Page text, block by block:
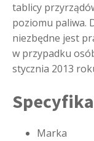
tablicy
poziomu paliwa.
niezbędne jest
w przypadku
stycznia 2013
Marka